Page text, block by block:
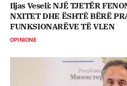
Iljas Veseli: NJË TJETËR
NXITET DHE ËSHTË BËRË
FUNKSIONARËVE TË VLEN
OPINIONE